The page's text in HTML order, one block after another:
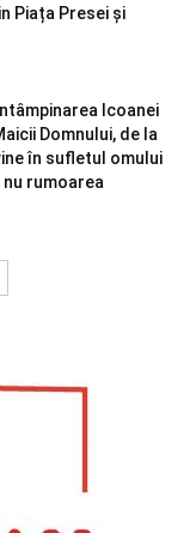
Piața Presei și
Icoanei
Domnului, de la
în sufletul omului
rumoarea